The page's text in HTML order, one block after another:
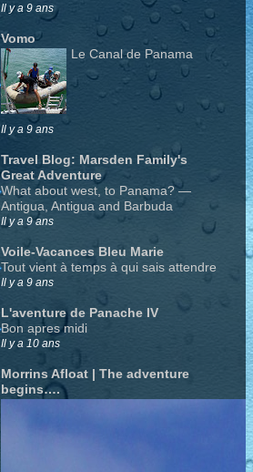
Il y a 9 ans
Vomo
Le Canal de Panama
Il y a 9 ans
Travel Blog: Marsden Family's
Great Adventure
What about west, to Panama? —
Antigua, Antigua and Barbuda
Il y a 9 ans
Voile-Vacances Bleu Marie
Tout vient à temps à qui sais attendre
Il y a 9 ans
L'aventure de Panache IV
Bon apres midi
Il y a 10 ans
Morrins Afloat | The adventure
begins….